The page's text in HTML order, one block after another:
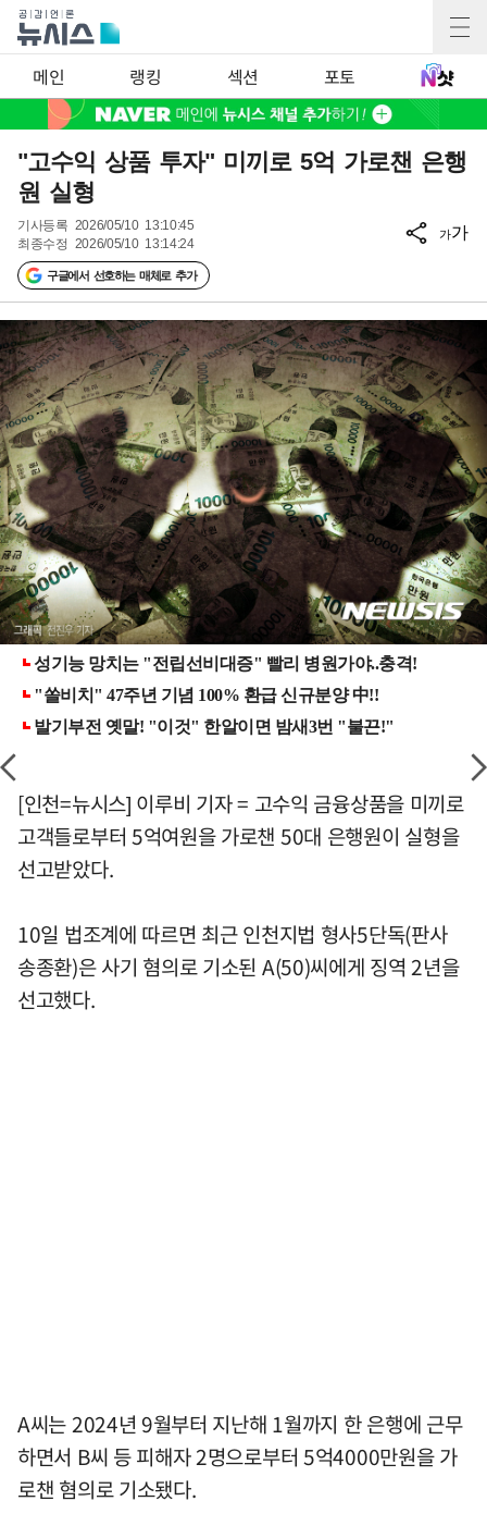
메인 랭킹 섹션 포토
"고수익 상품 투자" 미끼로 5억 가로챈 은행
원 실형
기사등록 2026/05/10 13:10:45
최종수정 2026/05/10 13:14:24
구글에서 선호하는 매체로 추가
가가
[인천=뉴시스] 이루비 기자 = 고수익 금융상품을 미끼로
고객들로부터 5억여원을 가로챈 50대 은행원이 실형을
선고받았다.
10일 법조계에 따르면 최근 인천지법 형사5단독(판사
송종환)은 사기 혐의로 기소된 A(50)씨에게 징역 2년을
선고했다.
A씨는 2024년 9월부터 지난해 1월까지 한 은행에 근무
하면서 B씨 등 피해자 2명으로부터 5억4000만원을 가
로챈 혐의로 기소됐다.